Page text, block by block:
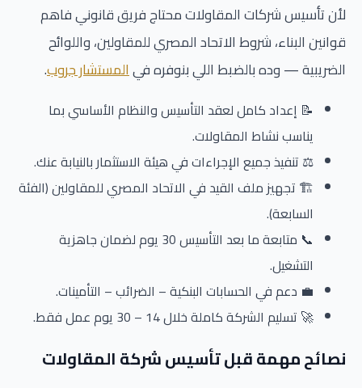
لأن تأسيس شركات المقاولات محتاج فريق قانوني فاهم
قوانين البناء، شروط الاتحاد المصري للمقاولين، واللوائح
الضريبية — وده بالضبط اللي بنوفره فيالمستشار جروب.
📝 إعداد كامل لعقد التأسيس والنظام الأساسي بما
يناسب نشاط المقاولات.
⚖️ تنفيذ جميع الإجراءات في هيئة الاستثمار بالنيابة عنك.
🏗️ تجهيز ملف القيد في الاتحاد المصري للمقاولين (الفئة
السابعة).
📞 متابعة ما بعد التأسيس 30 يوم لضمان جاهزية
التشغيل.
💼 دعم في الحسابات البنكية – الضرائب – التأمينات.
🚀 تسليم الشركة كاملة خلال 14 – 30 يوم عمل فقط.
نصائح مهمة قبل تأسيس شركة المقاولات